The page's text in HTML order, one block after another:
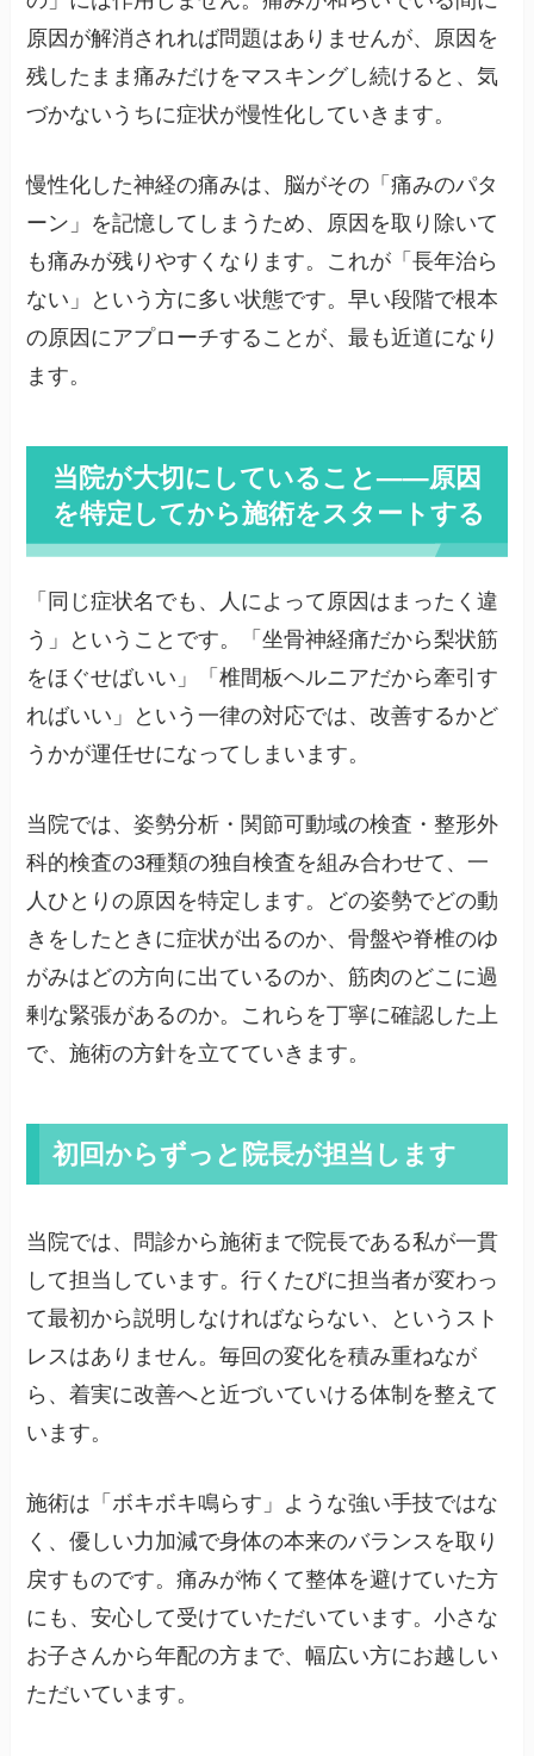
原因が解消されれば問題はありませんが、原因を
残したまま痛みだけをマスキングし続けると、気
づかないうちに症状が慢性化していきます。
慢性化した神経の痛みは、脳がその「痛みのパタ
ーン」を記憶してしまうため、原因を取り除いて
も痛みが残りやすくなります。これが「長年治ら
ない」という方に多い状態です。早い段階で根本
の原因にアプローチすることが、最も近道になり
ます。
当院が大切にしていること——原因
を特定してから施術をスタートする
「同じ症状名でも、人によって原因はまったく違
う」ということです。「坐骨神経痛だから梨状筋
をほぐせばいい」「椎間板ヘルニアだから牽引す
ればいい」という一律の対応では、改善するかど
うかが運任せになってしまいます。
当院では、姿勢分析・関節可動域の検査・整形外
科的検査の3種類の独自検査を組み合わせて、一
人ひとりの原因を特定します。どの姿勢でどの動
きをしたときに症状が出るのか、骨盤や脊椎のゆ
がみはどの方向に出ているのか、筋肉のどこに過
剰な緊張があるのか。これらを丁寧に確認した上
で、施術の方針を立てていきます。
初回からずっと院長が担当します
当院では、問診から施術まで院長である私が一貫
して担当しています。行くたびに担当者が変わっ
て最初から説明しなければならない、というスト
レスはありません。毎回の変化を積み重ねなが
ら、着実に改善へと近づいていける体制を整えて
います。
施術は「ボキボキ鳴らす」ような強い手技ではな
く、優しい力加減で身体の本来のバランスを取り
戻すものです。痛みが怖くて整体を避けていた方
にも、安心して受けていただいています。小さな
お子さんから年配の方まで、幅広い方にお越しい
ただいています。